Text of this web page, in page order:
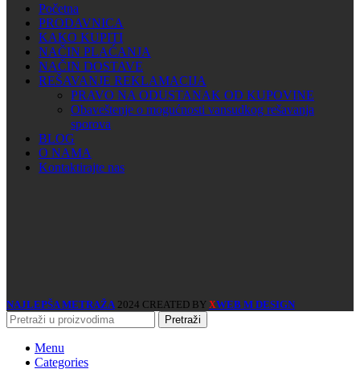
Početna
PRODAVNICA
KAKO KUPITI
NAČIN PLAĆANJA
NAČIN DOSTAVE
REŠAVANJE REKLAMACIJA
PRAVO NA ODUSTANAK OD KUPOVINE
Obaveštenje o mogućnosti vansudkog rešavanja
sporova
BLOG
O NAMA
Kontaktirajte nas
NAJLEPŠA METRAŽA 2024 CREATED BY XWEB M DESIGN
Pretraži
Menu
Categories